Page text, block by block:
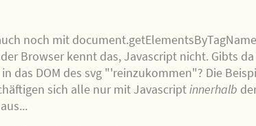
noch mit
Browser kennt das, Javascript nicht. Gibts
das DOM des svg "'reinzukommen"? Die
sich alle nur mit Javascriptinnerhalb